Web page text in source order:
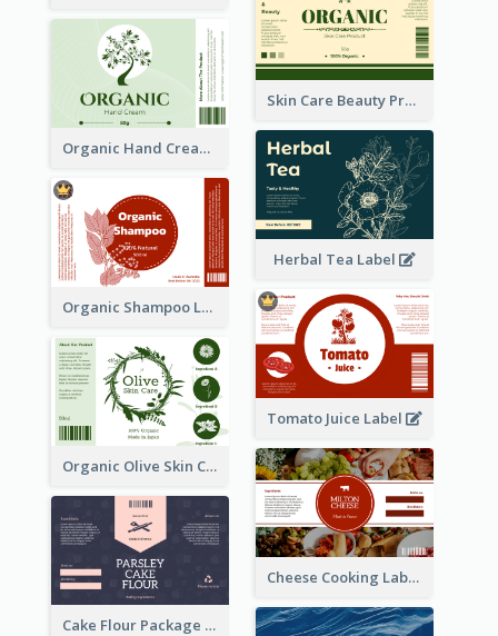
Skin Care Beauty Product Label
Organic Hand Cream Label
Herbal Tea Label
Organic Shampoo Label
Tomato Juice Label
Organic Olive Skin Care Label
Cheese Cooking Label
Cake Flour Package Label